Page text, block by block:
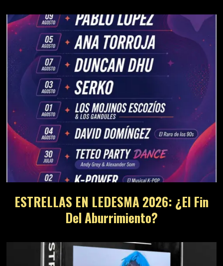
ESTRELLAS EN LEDESMA 2026: ¿El Fin
Del Aburrimiento?